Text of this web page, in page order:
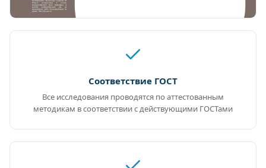
Соответствие ГОСТ
Все исследования проводятся по аттестованным
методикам в соответствии с действующими ГОСТами